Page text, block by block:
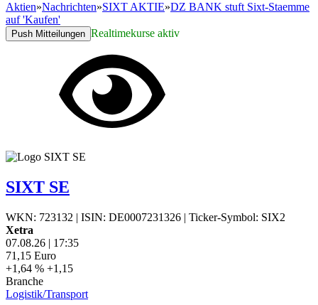
Aktien»Nachrichten»SIXT AKTIE»DZ BANK stuft Sixt-Staemme
auf 'Kaufen'
Push Mitteilungen Realtimekurse aktiv
SIXT SE
WKN: 723132 | ISIN: DE0007231326 | Ticker-Symbol: SIX2
Xetra
07.08.26 | 17:35
71,15 Euro
+1,64 % +1,15
Branche
Logistik/Transport